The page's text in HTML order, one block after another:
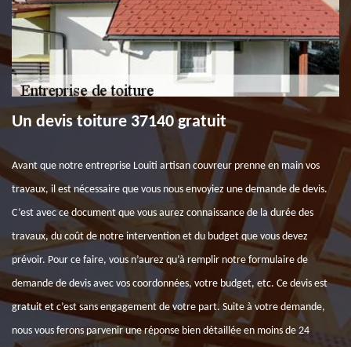
Un devis toiture 37140 gratuit
Avant que notre entreprise Louiti artisan couvreur prenne en main vos
travaux, il est nécessaire que vous nous envoyiez une demande de devis.
C’est avec ce document que vous aurez connaissance de la durée des
travaux, du coût de notre intervention et du budget que vous devez
prévoir. Pour ce faire, vous n’aurez qu’à remplir notre formulaire de
demande de devis avec vos coordonnées, votre budget, etc. Ce devis est
gratuit et c’est sans engagement de votre part. Suite à votre demande,
nous vous ferons parvenir une réponse bien détaillée en moins de 24